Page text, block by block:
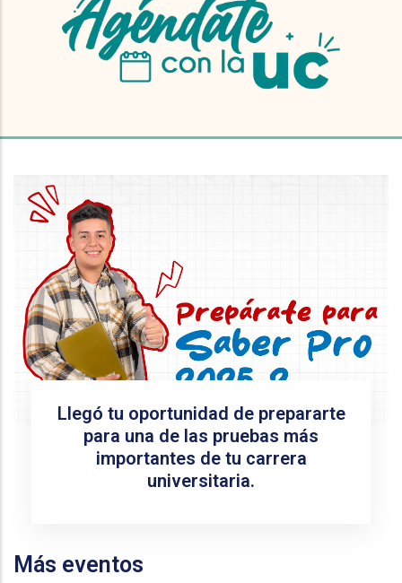
Llegó tu oportunidad de prepararte
para una de las pruebas más
importantes de tu carrera
universitaria.
Más eventos